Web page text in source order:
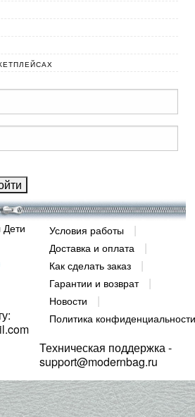
Условия работы
Доставка и оплата
Как сделать заказ
Гарантии и возврат
Новости
Политика конфиденциальности
Техническая поддержка -
support@modernbag.ru